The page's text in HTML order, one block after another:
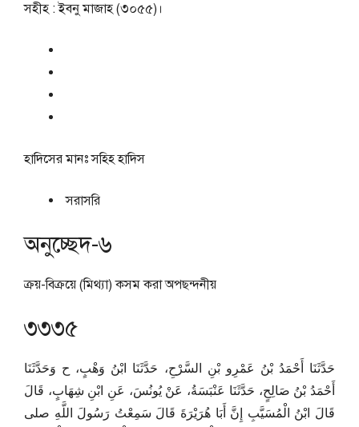
সহীহ : ইবনু মাজাহ (৩০৫৫)।
হাদিসের মানঃসহিহ হাদিস
সরাসরি
অনুচ্ছেদ-৬
ক্রয়-বিক্রয়ে (মিথ্যা) কসম করা অপছন্দনীয়
৩৩৩৫
حَدَّثَنَا أَحْمَدُ بْنُ عَمْرِو بْنِ السَّرْحِ، حَدَّثَنَا ابْنُ وَهْبٍ، ح وَحَدَّثَنَا
أَحْمَدُ بْنُ صَالِحٍ، حَدَّثَنَا عَنْبَسَةُ، عَنْ يُونُسَ، عَنِ ابْنِ شِهَابٍ، قَالَ
قَالَ ابْنُ الْمُسَيَّبِ إِنَّ أَبَا هُرَيْرَةَ قَالَ سَمِعْتُ رَسُولَ اللَّهِ صلى